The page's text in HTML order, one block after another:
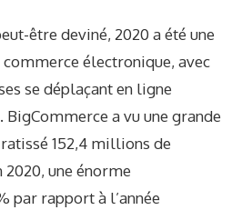
être deviné, 2020 a été une
électronique, avec
se déplaçant en ligne
a vu une grande
152,4 millions de
2020, une énorme
par rapport à l’année